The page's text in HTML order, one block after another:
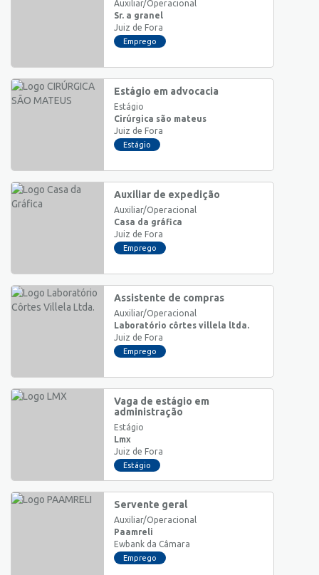
Auxiliar/Operacional
Sr. a granel
Juiz de Fora
Emprego
Estágio em advocacia
Estágio
Cirúrgica são mateus
Juiz de Fora
Estágio
Auxiliar de expedição
Auxiliar/Operacional
Casa da gráfica
Juiz de Fora
Emprego
Assistente de compras
Auxiliar/Operacional
Laboratório côrtes villela ltda.
Juiz de Fora
Emprego
Vaga de estágio em
administração
Estágio
Lmx
Juiz de Fora
Estágio
Servente geral
Auxiliar/Operacional
Paamreli
Ewbank da Câmara
Emprego